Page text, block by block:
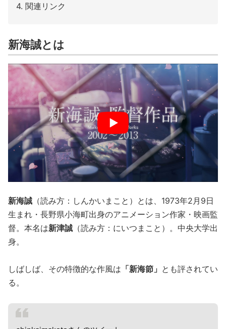
関連リンク
新海誠とは
新海誠 （読み方：しんかいまこと）とは、1973年2月9日
生まれ・長野県小海町出身のアニメーション作家・映画監
督。本名は新津誠 （読み方：にいつまこと）。中央大学出
身。
しばしば、その特徴的な作風は 「新海節」 とも評されてい
る。